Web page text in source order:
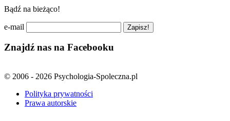
Bądź na bieżąco!
e-mail
Znajdź nas na Facebooku
© 2006 - 2026 Psychologia-Spoleczna.pl
Polityka prywatności
Prawa autorskie